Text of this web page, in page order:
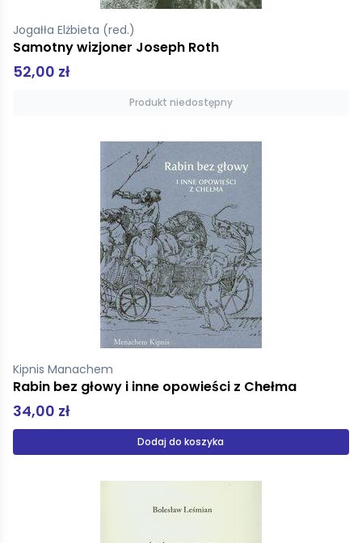
Jogałła Elżbieta (red.)
Samotny wizjoner Joseph Roth
52,00 zł
Produkt niedostępny
Kipnis Manachem
Rabin bez głowy i inne opowieści z Chełma
34,00 zł
Dodaj do koszyka